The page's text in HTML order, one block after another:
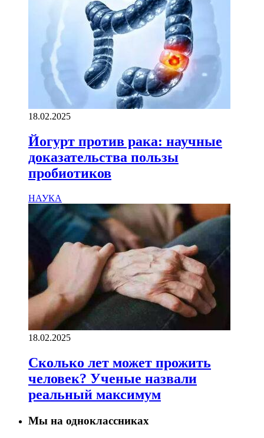
18.02.2025
Йогурт против рака: научные
доказательства пользы
пробиотиков
НАУКА
18.02.2025
Сколько лет может прожить
человек? Ученые назвали
реальный максимум
Мы на одноклассниках